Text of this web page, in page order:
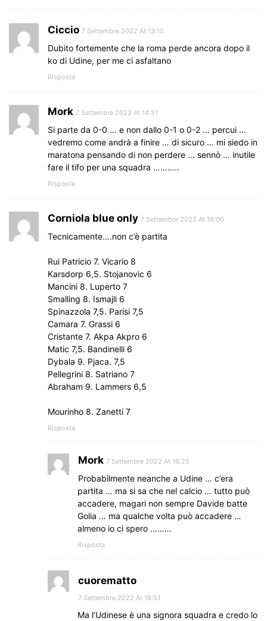
Ciccio 7 Settembre 2022 At 13:15
Dubito fortemente che la roma perde ancora dopo il
ko di Udine, per me ci asfaltano
Risposta
Mork 7 Settembre 2022 At 14:51
Si parte da 0-0 … e non dallo 0-1 o 0-2 … percui …
vedremo come andrà a finire … di sicuro … mi siedo in
maratona pensando di non perdere … sennò … inutile
fare il tifo per una squadra ………..
Risposta
Corniola blue only 7 Settembre 2022 At 16:06
Tecnicamente….non c’è partita
Rui Patricio 7. Vicario 8
Karsdorp 6,5. Stojanovic 6
Mancini 8. Luperto 7
Smalling 8. Ismajli 6
Spinazzola 7,5. Parisi 7,5
Camara 7. Grassi 6
Cristante 7. Akpa Akpro 6
Matic 7,5. Bandinelli 6
Dybala 9. Pjaca. 7,5
Pellegrini 8. Satriano 7
Abraham 9. Lammers 6,5
Mourinho 8. Zanetti 7
Risposta
Mork 7 Settembre 2022 At 16:25
Probabilmente neanche a Udine … c’era
partita … ma si sa che nel calcio … tutto può
accadere, magari non sempre Davide batte
Golia … ma qualche volta può accadere …
almeno io ci spero ………
Risposta
cuorematto
7 Settembre 2022 At 16:51
Ma l’Udinese è una signora squadra e credo lo